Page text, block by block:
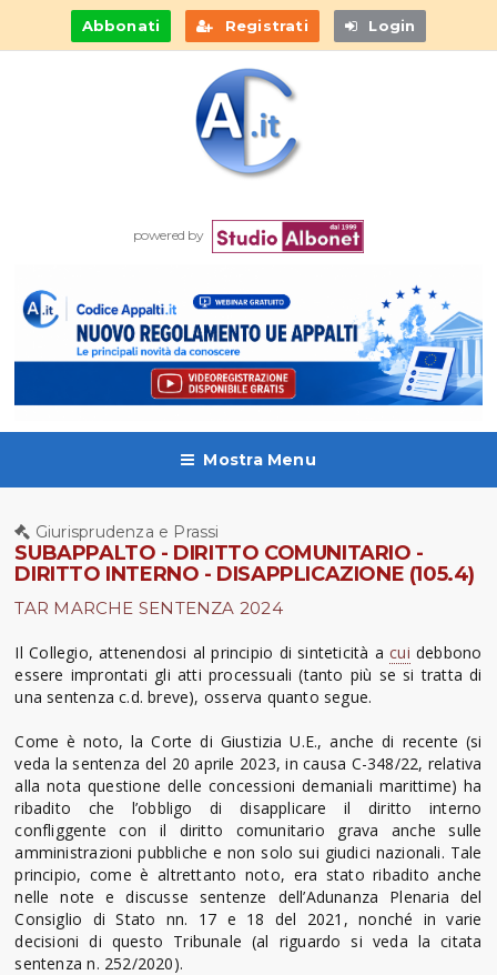
Abbonati Registrati Login
powered by
Mostra Menu
Giurisprudenza e Prassi
SUBAPPALTO - DIRITTO COMUNITARIO -
DIRITTO INTERNO - DISAPPLICAZIONE (105.4)
TAR MARCHE SENTENZA 2024
Il Collegio, attenendosi al principio di sinteticità acui debbono
essere improntati gli atti processuali (tanto più se si tratta di
una sentenza c.d. breve), osserva quanto segue.
Come è noto, la Corte di Giustizia U.E., anche di recente (si
veda la sentenza del 20 aprile 2023, in causa C-348/22, relativa
alla nota questione delle concessioni demaniali marittime) ha
ribadito che l’obbligo di disapplicare il diritto interno
confliggente con il diritto comunitario grava anche sulle
amministrazioni pubbliche e non solo sui giudici nazionali. Tale
principio, come è altrettanto noto, era stato ribadito anche
nelle note e discusse sentenze dell’Adunanza Plenaria del
Consiglio di Stato nn. 17 e 18 del 2021, nonché in varie
decisioni di questo Tribunale (al riguardo si veda la citata
sentenza n. 252/2020).